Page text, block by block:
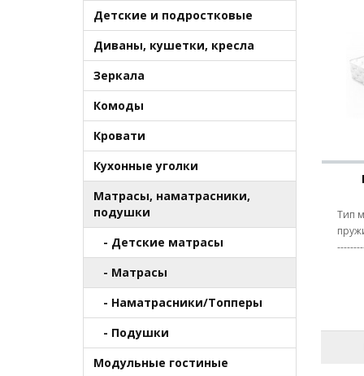
Детские и подростковые
Диваны, кушетки, кресла
Зеркала
Комоды
Кровати
Кухонные уголки
Матрасы, наматрасники,
подушки
- Детские матрасы
- Матрасы
- Наматрасники/Топперы
- Подушки
Модульные гостиные
Тип